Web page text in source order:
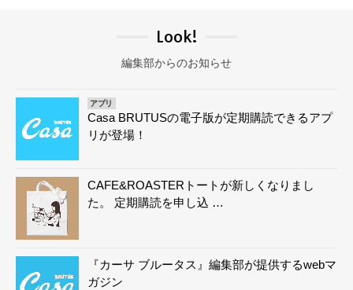
Look!
編集部からのお知らせ
アプリ
Casa BRUTUSの電子版が定期購読できるアプ
リが登場！
CAFE&ROASTERトートが新しくなりまし
た。 定期購読を申し込 …
『カーサ ブルータス』編集部が提供するwebマ
ガジン